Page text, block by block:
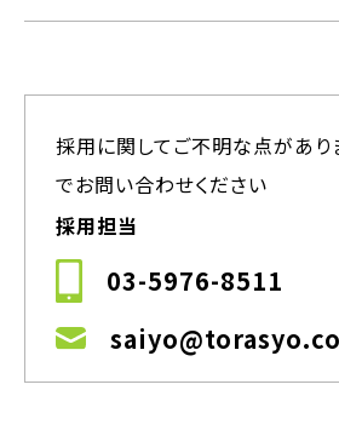
採用に関してご不明な点があり
でお問い合わせください
採用担当
03-5976-8511